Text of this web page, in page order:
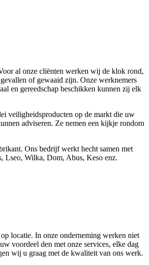
al onze cliënten werken wij de klok rond,
of gewaaid zijn. Onze werknemers
en gereedschap beschikken kunnen zij elk
veiligheidsproducten op de markt die uw
adviseren. Ze nemen een kijkje rondom
Ons bedrijf werkt hecht samen met
Lseo, Wilka, Dom, Abus, Keso enz.
locatie. In onze onderneming werken niet
voordeel den met onze services, elke dag
wij u graag met de kwaliteit van ons werk.